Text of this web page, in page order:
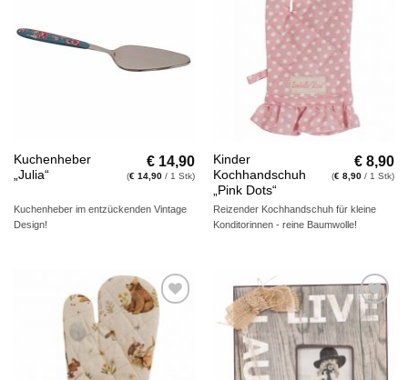
Kuchenheber
„Julia“
€ 14,90
(€ 14,90 / 1 Stk)
Kuchenheber im entzückenden Vintage
Design!
Auf die
Wunschliste
Kinder
Kochhandschuh
„Pink Dots“
€ 8,90
(€ 8,90 / 1 Stk)
Reizender Kochhandschuh für kleine
Konditorinnen - reine Baumwolle!
Auf die
Wunschliste
Auf die
Wunschliste